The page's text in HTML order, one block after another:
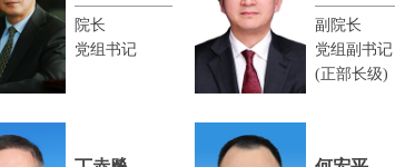
院长
党组书记
副院长
党组副书记
(正部长级)